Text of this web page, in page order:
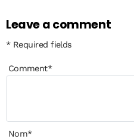
Leave a comment
* Required fields
Comment*
Nom*